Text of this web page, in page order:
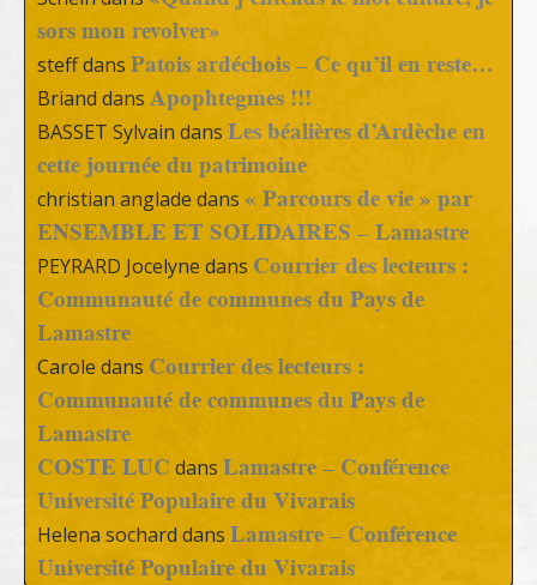
sors mon revolver»
steffdans Patois ardéchois – Ce qu’il en reste…
Briand dans Apophtegmes !!!
BASSET Sylvain dans Les béalières d’Ardèche en
cette journée du patrimoine
christian anglade dans « Parcours de vie » par
ENSEMBLE ET SOLIDAIRES – Lamastre
PEYRARD Jocelyne dans Courrier des lecteurs :
Communauté de communes du Pays de
Lamastre
Carole dans Courrier des lecteurs :
Communauté de communes du Pays de
Lamastre
COSTE LUC dans Lamastre – Conférence
Université Populaire du Vivarais
Helena sochard dans Lamastre – Conférence
Université Populaire du Vivarais